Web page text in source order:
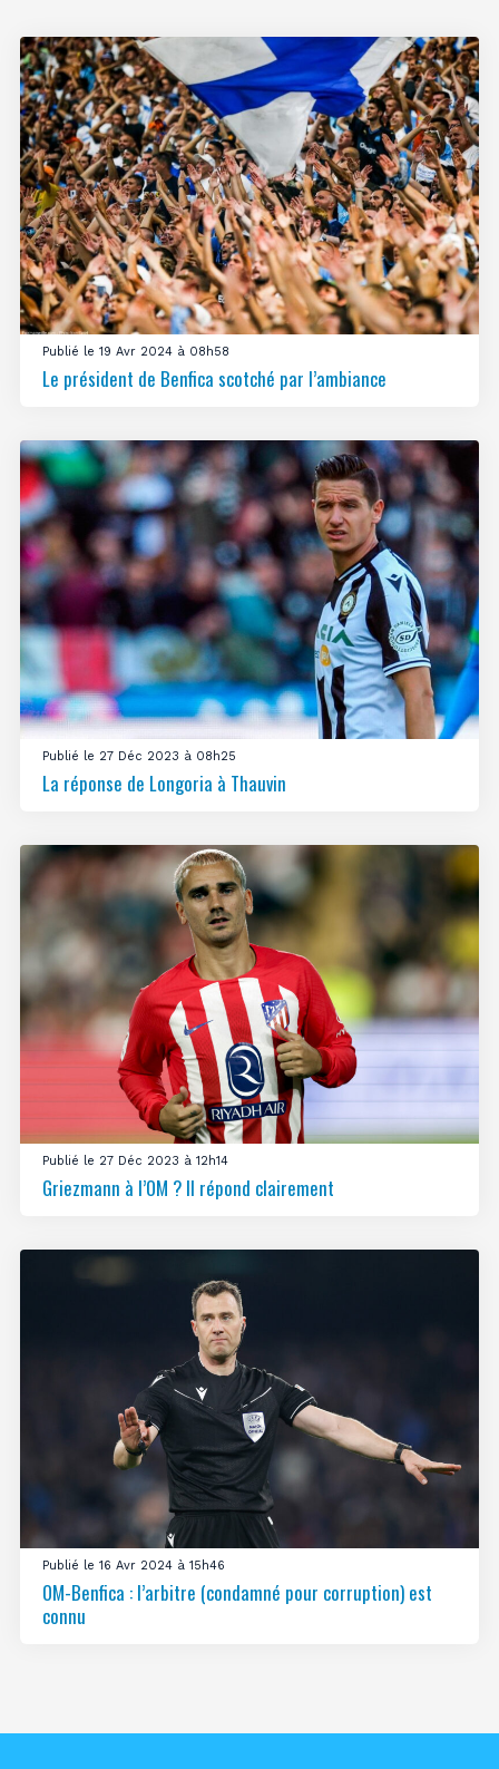
Publié le 19 Avr 2024 à 08h58
Le président de Benfica scotché par l’ambiance
Publié le 27 Déc 2023 à 08h25
La réponse de Longoria à Thauvin
Publié le 27 Déc 2023 à 12h14
Griezmann à l’OM ? Il répond clairement
Publié le 16 Avr 2024 à 15h46
OM-Benfica : l’arbitre (condamné pour corruption) est
connu